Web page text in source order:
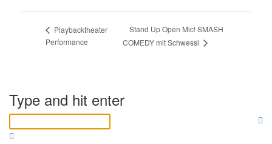
Playbacktheater
Performance
Stand Up Open Mic! SMASH
COMEDY mit Schwessi
Type and hit enter